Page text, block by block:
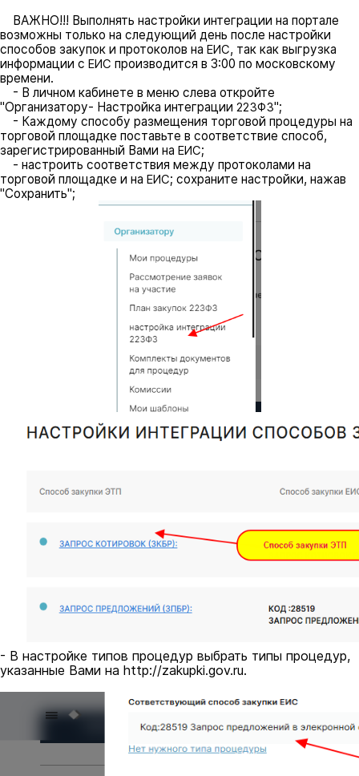
ВАЖНО!!! Выполнять настройки интеграции на портале
возможны только на следующий день после настройки
способов закупок и протоколов на ЕИС, так как выгрузка
информации с ЕИС производится в 3:00 по московскому
времени.
- В личном кабинете в меню слева откройте
"Организатору- Настройка интеграции 223ФЗ";
- Каждому способу размещения торговой процедуры на
торговой площадке поставьте в соответствие способ,
зарегистрированный Вами на ЕИС;
- настроить соответствия между протоколами на
торговой площадке и на ЕИС; сохраните настройки, нажав
"Сохранить";
- В настройке типов процедур выбрать типы процедур,
указанные Вами на http://zakupki.gov.ru.